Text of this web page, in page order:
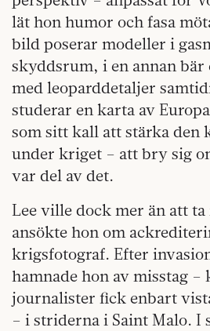
lät hon humor och fasa
bild poserar modeller i
skyddsrum, i en annan
med leoparddetaljer
studerar en karta av
som sitt kall att stärka den
under kriget – att bry sig
var del av det.
Lee ville dock mer än att
ansökte hon om
krigsfotograf. Efter
hamnade hon av misstag
journalister fick enbart
– i striderna i Saint Malo. I